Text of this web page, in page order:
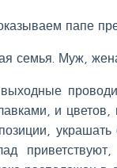
папе
семья. Муж,
и